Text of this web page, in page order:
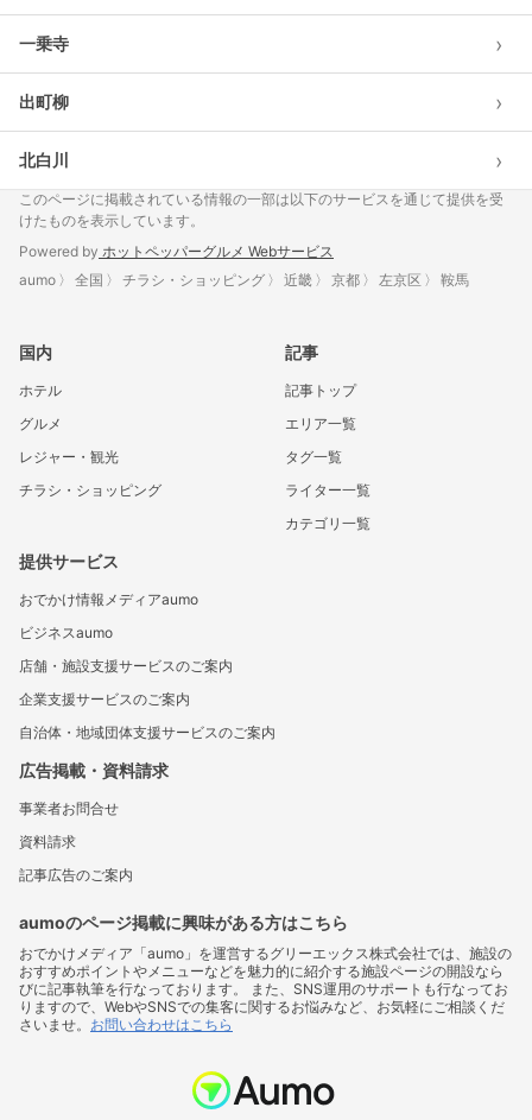
一乗寺 ›
出町柳 ›
北白川 ›
このページに掲載されている情報の一部は以下のサービスを通じて提供を受
けたものを表示しています。
Powered by ホットペッパーグルメ Webサービス
aumo
全国 チラシ・ショッピング 近畿 京都 左京区 鞍馬
国内
ホテル
グルメ
レジャー・観光
チラシ・ショッピング
記事
記事トップ
エリア一覧
タグ一覧
ライター一覧
カテゴリ一覧
提供サービス
おでかけ情報メディアaumo
ビジネスaumo
店舗・施設支援サービスのご案内
企業支援サービスのご案内
自治体・地域団体支援サービスのご案内
広告掲載・資料請求
事業者お問合せ
資料請求
記事広告のご案内
aumoのページ掲載に興味がある方はこちら
おでかけメディア「aumo」を運営するグリーエックス株式会社では、施設の
おすすめポイントやメニューなどを魅力的に紹介する施設ページの開設なら
びに記事執筆を行なっております。 また、SNS運用のサポートも行なってお
りますので、WebやSNSでの集客に関するお悩みなど、お気軽にご相談くだ
さいませ。 お問い合わせはこちら